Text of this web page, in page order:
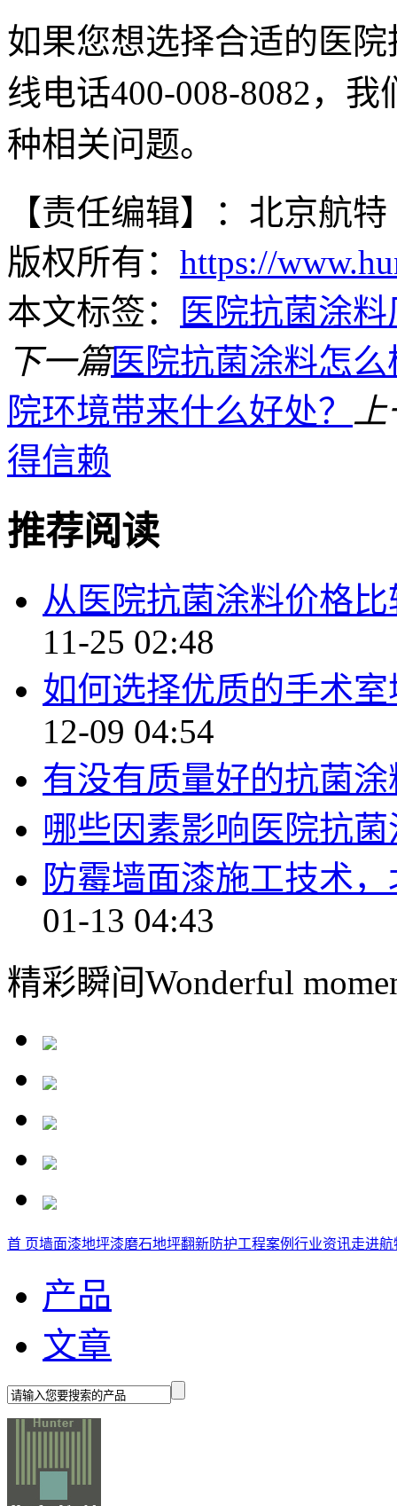
如果您想选择合适的医
线电话400-008-8082，
种相关问题。
【责任编辑】：北京航特
版权所有： https://
本文标签：
医院抗菌涂
下一篇医院抗菌涂料怎
院环境带来什么好处？ 上
得信赖
推荐阅读
从医院抗菌涂料价格
11-25 02:48
如何选择优质的手术
12-09 04:54
有没有质量好的抗菌
哪些因素影响医院抗
防霉墙面漆施工技术
01-13 04:43
精彩瞬间Wonderful
首 页墙面漆地坪漆磨石地坪翻新防护工程案例 行业资讯走进航
产品
文章